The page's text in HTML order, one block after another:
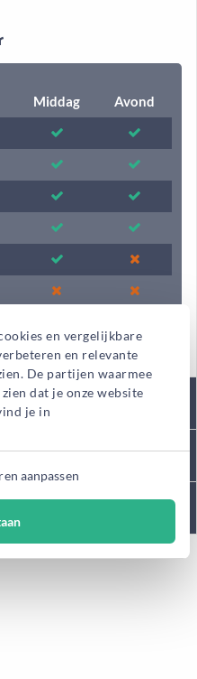
en vergelijkbare
en relevante
De partijen waarmee
dat je onze website
je in
aanpassen
Middag
Avond